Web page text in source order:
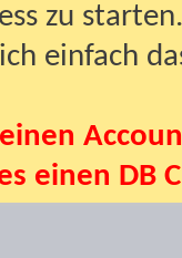
zu
einfach
einen DB